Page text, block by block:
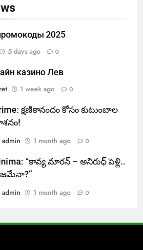
2025
5 days ago 0
казино Лев
1 week ago 0
క్షణికానందం కోసం కుటుంబాల
admin
1 month ago 0
“కావ్య మారన్ – అనిరుధ్ పెళ్లి..
admin
1 month ago 0